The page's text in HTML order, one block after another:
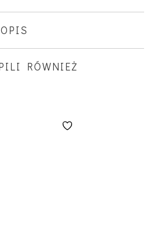
OPIS
RÓWNIEŻ